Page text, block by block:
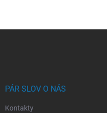
PÁR SLOV O NÁS
Kontakty